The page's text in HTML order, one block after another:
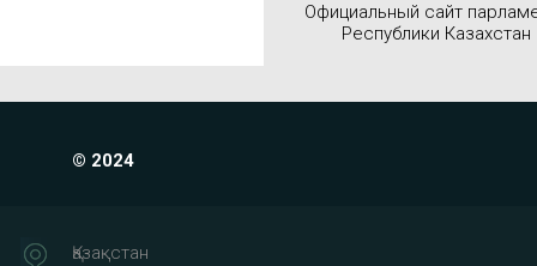
Официальный сайт
Республики Казахстан
© 2024
Қазақстан